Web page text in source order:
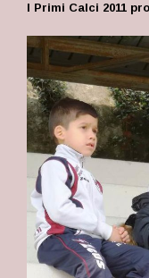
I Primi Calci 2011